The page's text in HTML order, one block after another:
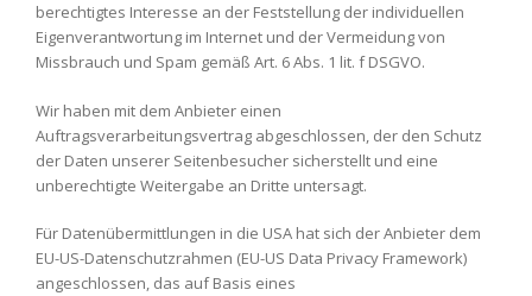
berechtigtes Interesse an der Feststellung der individuellen
Eigenverantwortung im Internet und der Vermeidung von
Missbrauch und Spam gemäß Art. 6 Abs. 1 lit. f DSGVO.
Wir haben mit dem Anbieter einen
Auftragsverarbeitungsvertrag abgeschlossen, der den Schutz
der Daten unserer Seitenbesucher sicherstellt und eine
unberechtigte Weitergabe an Dritte untersagt.
Für Datenübermittlungen in die USA hat sich der Anbieter dem
EU-US-Datenschutzrahmen (EU-US Data Privacy Framework)
angeschlossen, das auf Basis eines